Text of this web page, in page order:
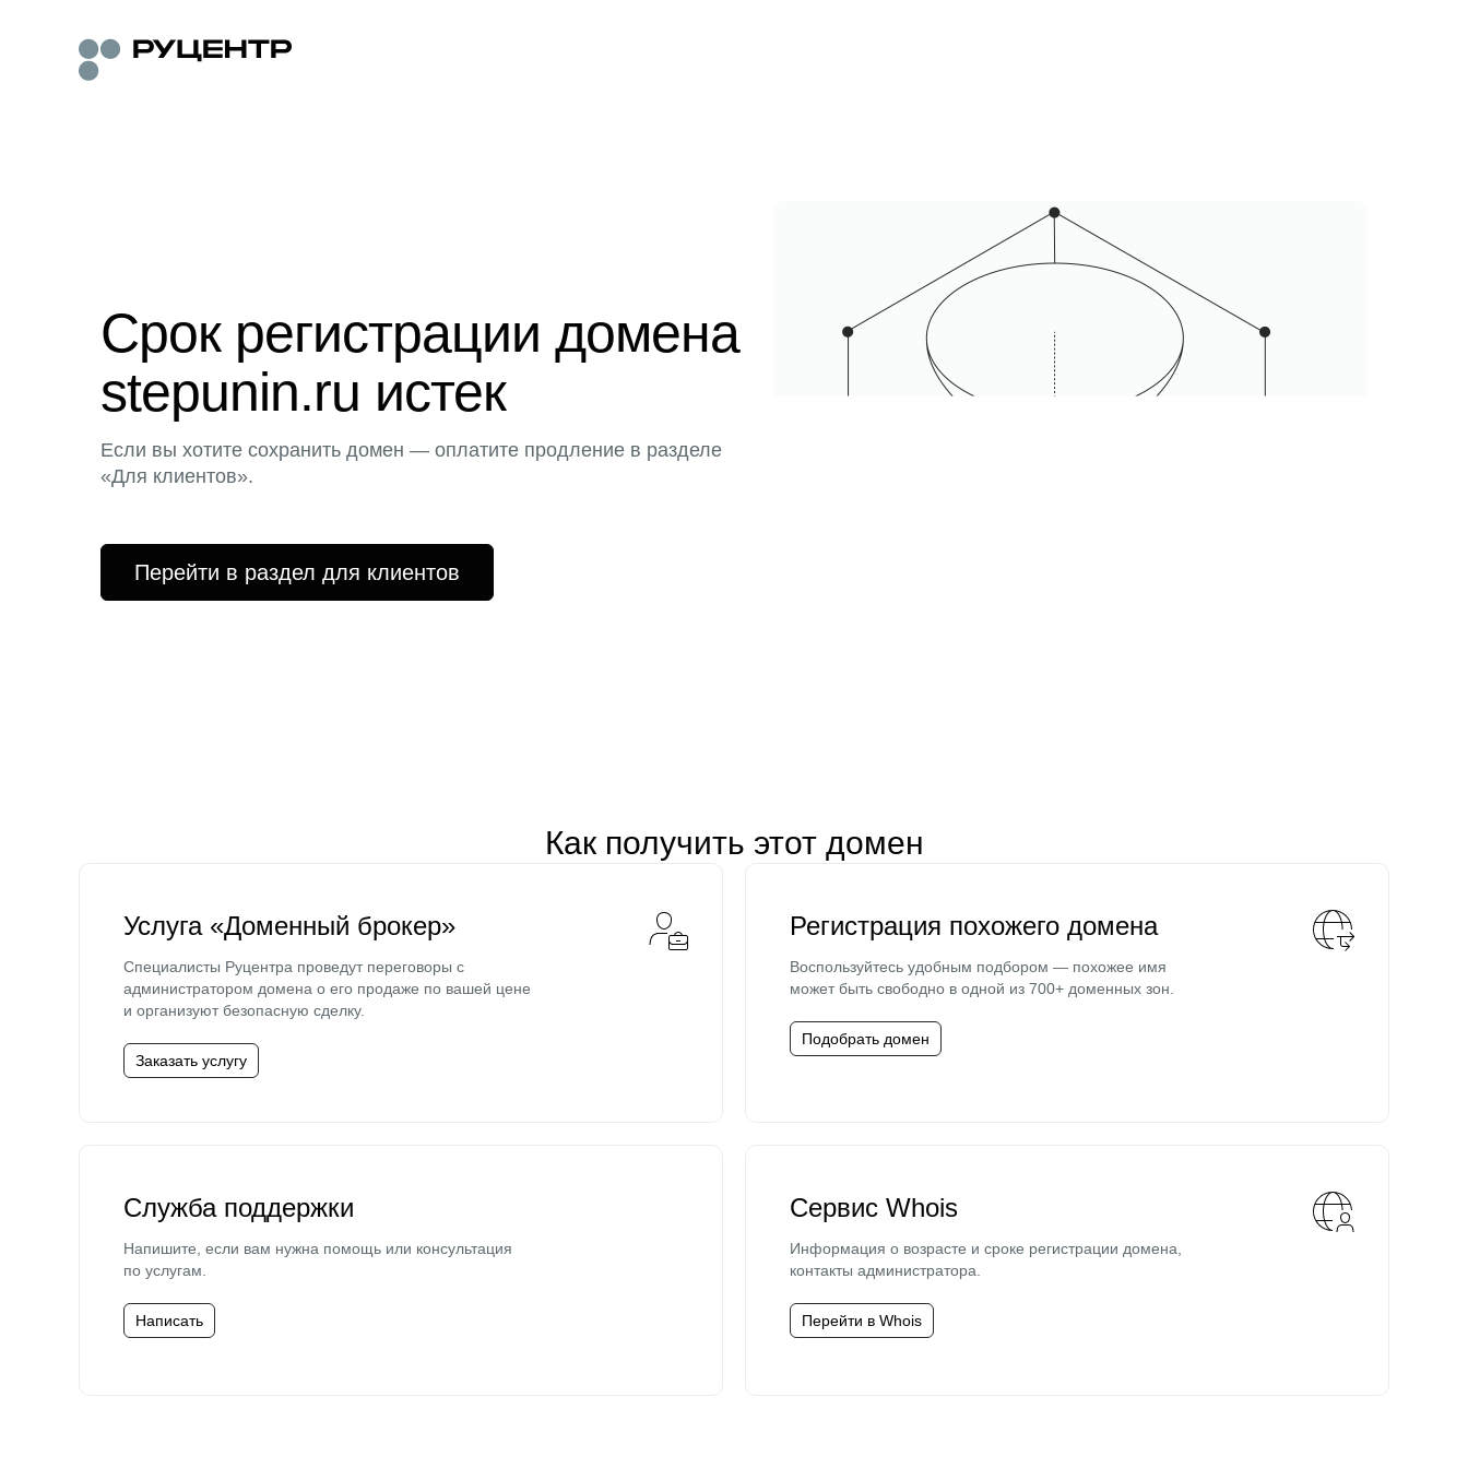
Срок регистрации домена
stepunin.ru истек
Если вы хотите сохранить домен — оплатите продление в разделе
«Для клиентов».
Перейти в раздел для клиентов
Как получить этот домен
Услуга «Доменный брокер»
Специалисты Руцентра проведут переговоры с
администратором домена о его продаже по вашей цене
и организуют безопасную сделку.
Заказать услугу
Регистрация похожего домена
Воспользуйтесь удобным подбором — похожее имя
может быть свободно в одной из 700+ доменных зон.
Подобрать домен
Служба поддержки
Напишите, если вам нужна помощь или консультация
по услугам.
Написать
Сервис Whois
Информация о возрасте и сроке регистрации домена,
контакты администратора.
Перейти в Whois